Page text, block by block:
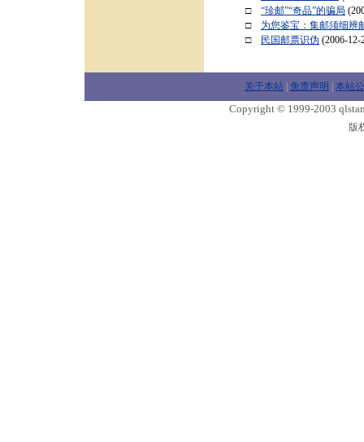
□ “珍邮”“奇品”的骗局
□ 为您鉴宝：集邮须细辨
□
民国邮票识伪 (2006-12-
关于本站 免责声明 本站
Copyright © 1999-2003
版